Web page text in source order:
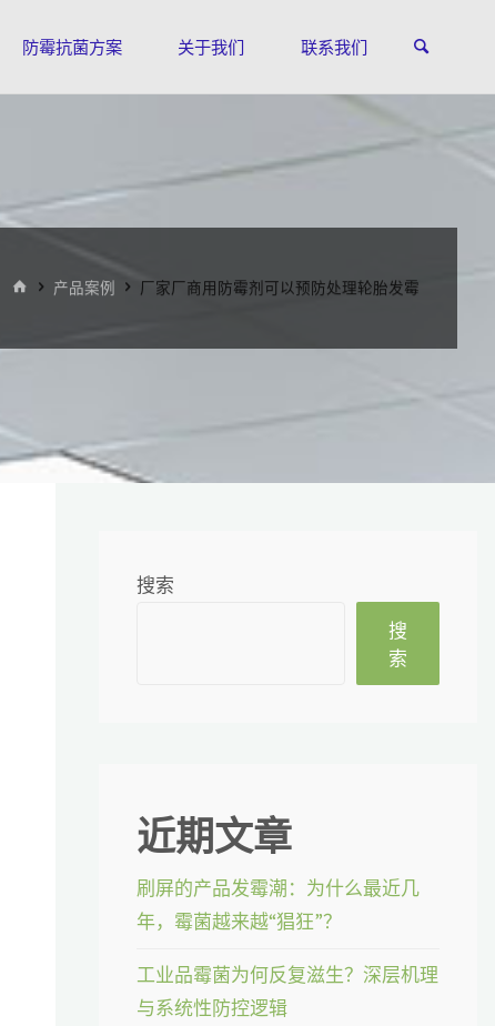
防霉抗菌方案 关于我们 联系我们
首 产品案例 厂家厂商用防霉剂可以预防处理轮胎发霉
搜索
搜
索
近期文章
刷屏的产品发霉潮：为什么最近几
年，霉菌越来越“猖狂”？
工业品霉菌为何反复滋生？深层机理
与系统性防控逻辑